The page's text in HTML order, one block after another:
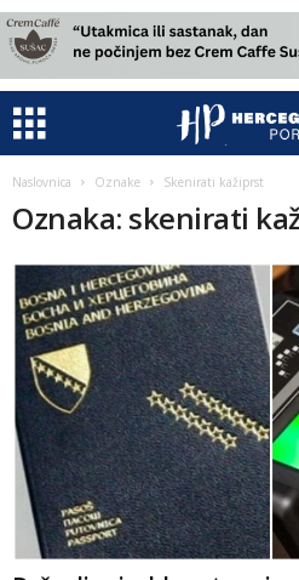
Naslovnica Oznake Skenirati kažiprst
Oznaka: skenirati